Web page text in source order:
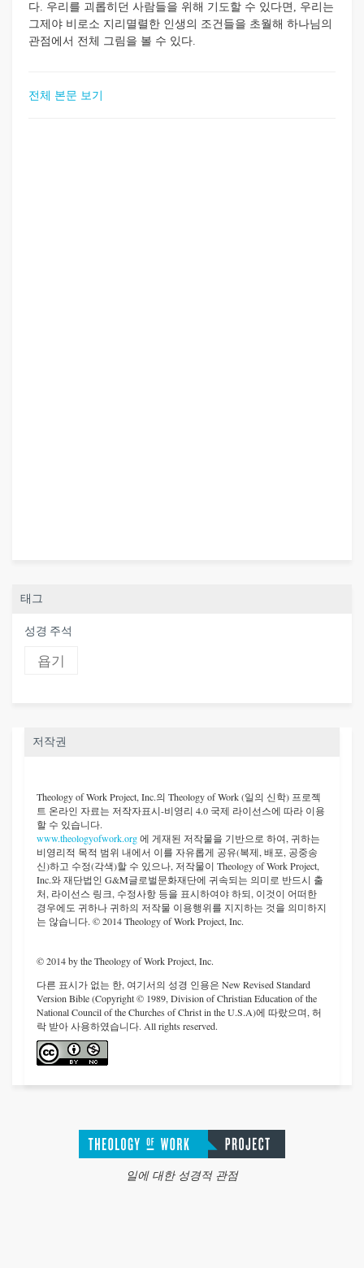
다. 우리를 괴롭히던 사람들을 위해 기도할 수 있다면, 우리는
그제야 비로소 지리멸렬한 인생의 조건들을 초월해 하나님의
관점에서 전체 그림을 볼 수 있다.
전체 본문 보기
태그
성경 주석
욥기
저작권
Theology of Work Project, Inc.의 Theology of Work (일의 신학) 프로젝
트 온라인 자료는 저작자표시-비영리 4.0 국제 라이선스에 따라 이용
할 수 있습니다.
www.theologyofwork.org에 게재된 저작물을 기반으로 하여, 귀하는
비영리적 목적 범위 내에서 이를 자유롭게 공유(복제, 배포, 공중송
신)하고 수정(각색)할 수 있으나, 저작물이 Theology of Work Project,
Inc.와 재단법인 G&M글로벌문화재단에 귀속되는 의미로 반드시 출
처, 라이선스 링크, 수정사항 등을 표시하여야 하되, 이것이 어떠한
경우에도 귀하나 귀하의 저작물 이용행위를 지지하는 것을 의미하지
는 않습니다. © 2014 Theology of Work Project, Inc.
© 2014 by the Theology of Work Project, Inc.
다른 표시가 없는 한, 여기서의 성경 인용은 New Revised Standard
Version Bible (Copyright © 1989, Division of Christian Education of the
National Council of the Churches of Christ in the U.S.A)에 따랐으며, 허
락 받아 사용하였습니다. All rights reserved.
일에 대한 성경적 관점